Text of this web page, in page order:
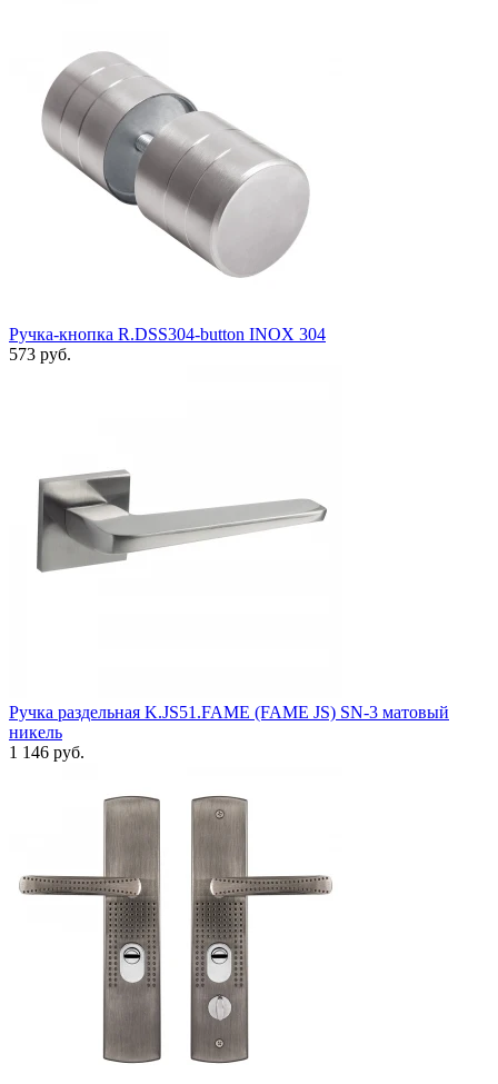
Ручка-кнопка R.DSS304-button INOX 304
573 руб.
Ручка раздельная K.JS51.FAME (FAME JS) SN-3 матовый
никель
1 146 руб.